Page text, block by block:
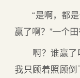
“是啊，都是
赢了啊？”一个
啊？谁赢了呢
我只顾着照顾